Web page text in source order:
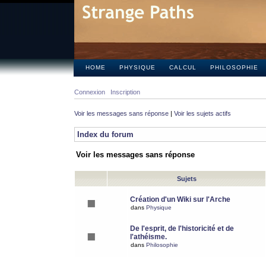
HOME PHYSIQUE CALCUL PHILOSOPHIE
Connexion Inscription
Voir les messages sans réponse | Voir les sujets actifs
Index du forum
Voir les messages sans réponse
Sujets
Création d'un Wiki sur l'Arche
dans Physique
De l'esprit, de l'historicité et de
l'athéisme.
dans Philosophie